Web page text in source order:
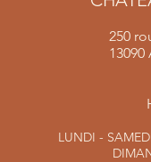
250
13090
LUNDI -